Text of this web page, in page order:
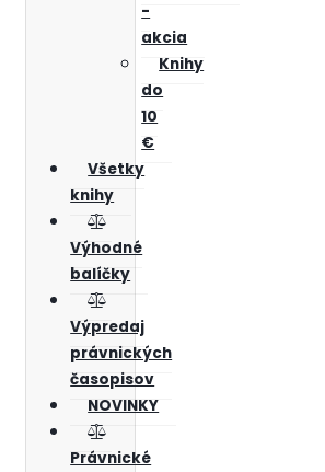
-
akcia
Knihy
do
10
€
Všetky
knihy
Výhodné
balíčky
Výpredaj
právnických
časopisov
NOVINKY
Právnické